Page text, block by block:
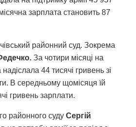
зарплата становить 87
районний суд. Зокрема
За чотири місяці на
44 тисячі гривень зі
В середньому щомісяця їй
гривень зарплати.
районного суду Сергій